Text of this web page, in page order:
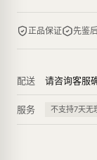
正品保证 先鉴
配送 请咨询客服
服务 不支持7天无